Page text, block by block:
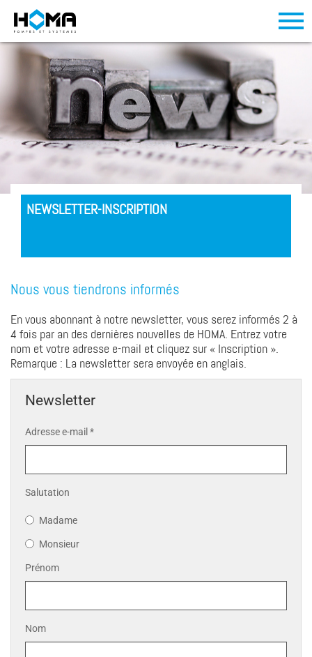
NEWSLETTER-INSCRIPTION
Nous vous tiendrons informés
En vous abonnant à notre newsletter, vous serez informés 2 à
4 fois par an des dernières nouvelles de HOMA. Entrez votre
nom et votre adresse e-mail et cliquez sur « Inscription ».
Remarque : La newsletter sera envoyée en anglais.
Newsletter
Adresse e-mail *
Salutation
Madame
Monsieur
Prénom
Nom